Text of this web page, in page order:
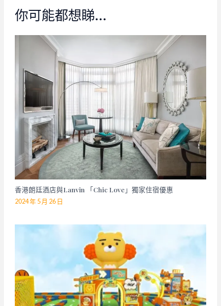
你可能都想睇…
香港朗廷酒店與Lanvin 「Chic Love」獨家住宿優惠
2024 年 5 月 26 日